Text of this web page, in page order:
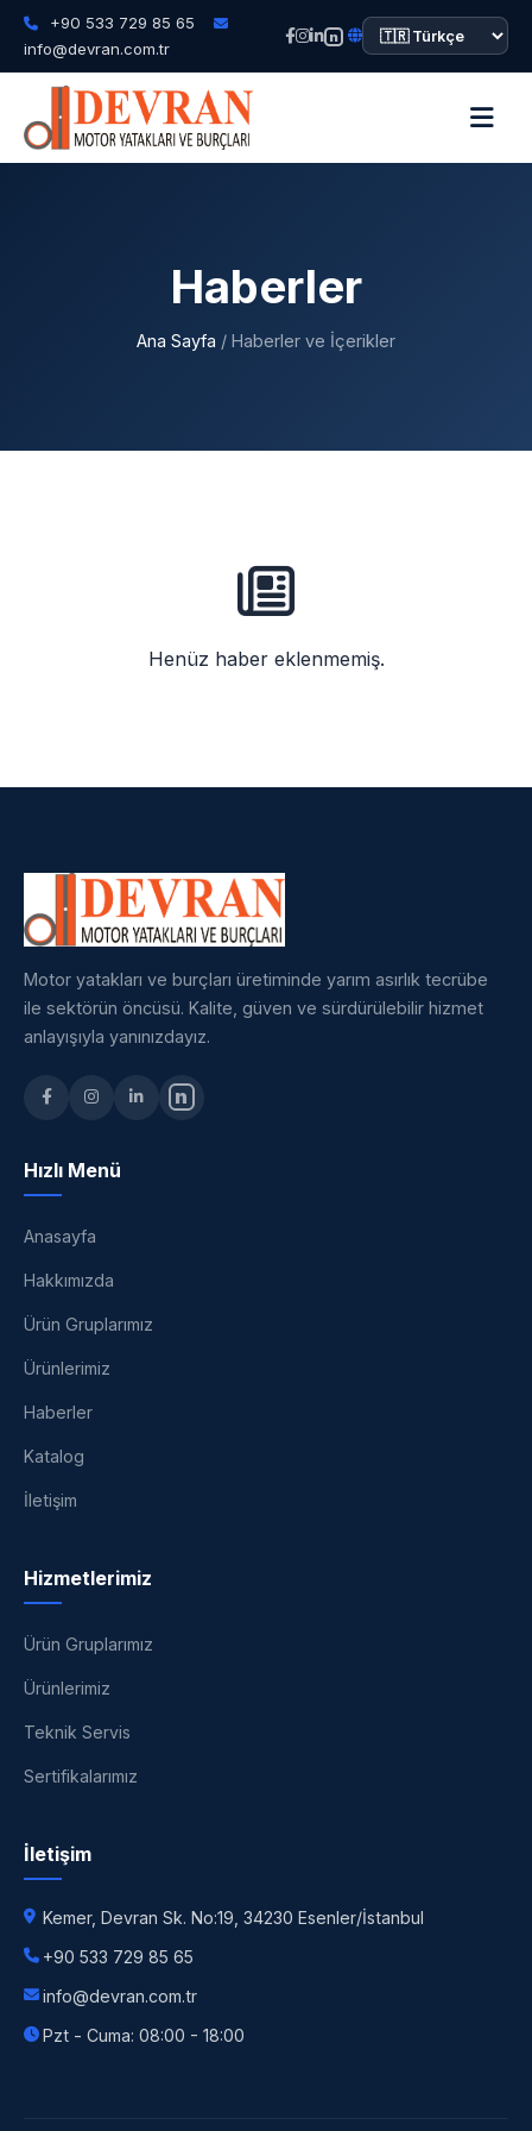
+90 533 729 85 65
info@devran.com.tr
n
Haberler
Ana Sayfa / Haberler ve İçerikler
Henüz haber eklenmemiş.
Motor yatakları ve burçları üretiminde yarım asırlık tecrübe
ile sektörün öncüsü. Kalite, güven ve sürdürülebilir hizmet
anlayışıyla yanınızdayız.
n
Hızlı Menü
Anasayfa
Hakkımızda
Ürün Gruplarımız
Ürünlerimiz
Haberler
Katalog
İletişim
Hizmetlerimiz
Ürün Gruplarımız
Ürünlerimiz
Teknik Servis
Sertifikalarımız
İletişim
Kemer, Devran Sk. No:19, 34230 Esenler/İstanbul
+90 533 729 85 65
info@devran.com.tr
Pzt - Cuma: 08:00 - 18:00